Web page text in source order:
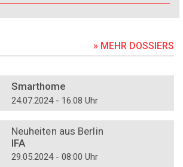
» MEHR DOSSIERS
Smarthome
24.07.2024 - 16:08 Uhr
Neuheiten aus Berlin
IFA
29.05.2024 - 08:00 Uhr